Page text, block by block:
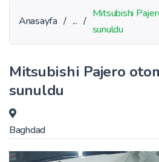
Anasayfa / ... /
Mitsubishi
sunuldu
Mitsubishi Pajero
sunuldu
Baghdad